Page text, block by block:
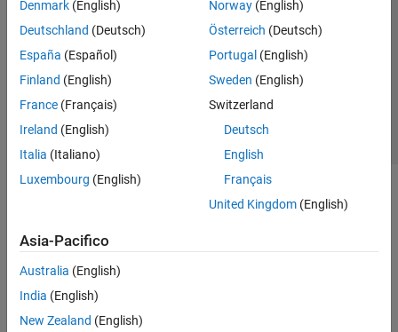
Denmark (English)
Deutschland (Deutsch)
España (Español)
Finland (English)
France (Français)
Ireland (English)
Italia (Italiano)
Luxembourg (English)
Norway(English)
Österreich (Deutsch)
Portugal (English)
Sweden (English)
Switzerland
Deutsch
English
Français
United Kingdom(English)
Asia-Pacifico
Australia (English)
India (English)
New Zealand (English)
Centro di fiducia
Informativa sulla privacy
Antipirateria
Stato dell'applicazione
Contatti
© 1994-2026 The MathWorks, Inc.